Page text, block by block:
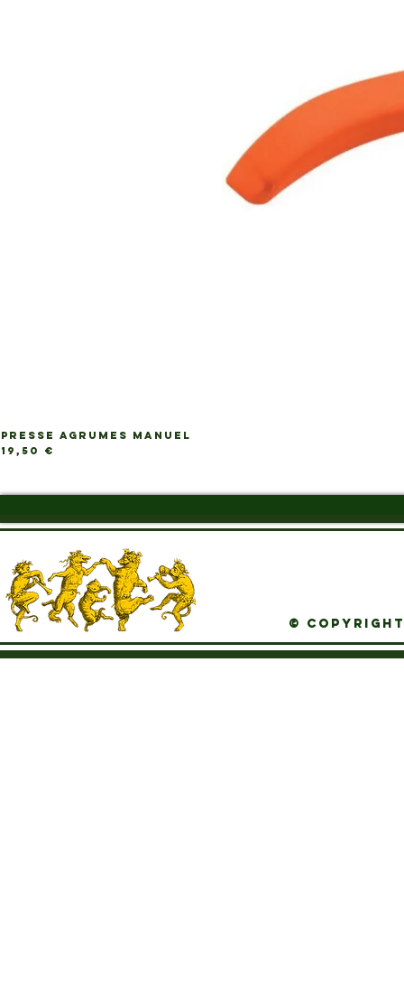
PRESSE AGRUMES MANUEL
Prix
19,50 €
© Copyright